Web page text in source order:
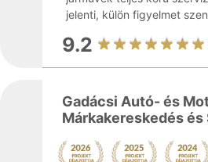
jelenti, külön figyelmet
9.2
Gadácsi Autó- és
Márkakereskedés és